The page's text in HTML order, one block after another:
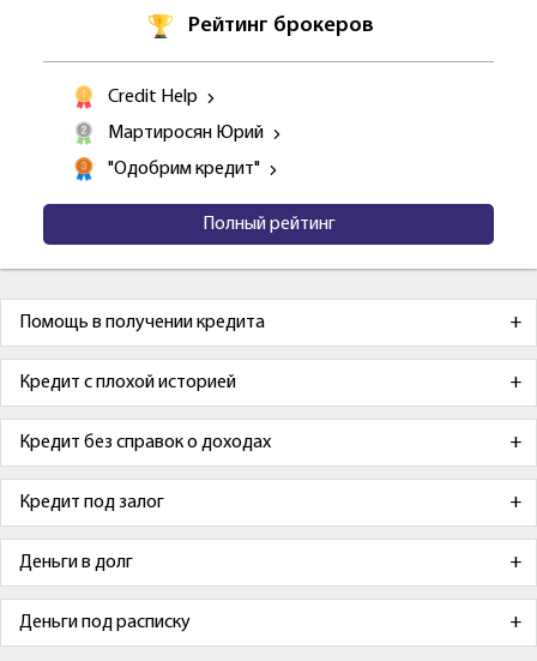
Рейтинг брокеров
Credit Help
Мартиросян Юрий
"Одобрим кредит"
Полный рейтинг
Помощь в получении кредита
Кредит с плохой историей
Кредит без справок о доходах
Кредит под залог
Деньги в долг
Деньги под расписку